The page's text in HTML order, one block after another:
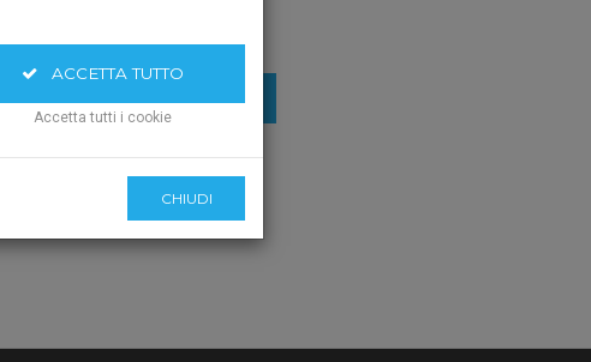
AGGIUNGI AL CARRELLO
ACCETTA TUTTO
Accetta tutti i cookie
CHIUDI